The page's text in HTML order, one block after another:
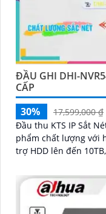
ĐẦU GHI DHI-
CẤP
30%
17,599,000 ₫
Đầu thu KTS IP Sắt
phẩm chất lượng với hình ảnh
trợ HDD lên đến